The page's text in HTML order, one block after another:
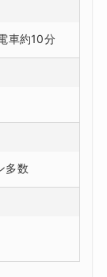
車約10分
多数